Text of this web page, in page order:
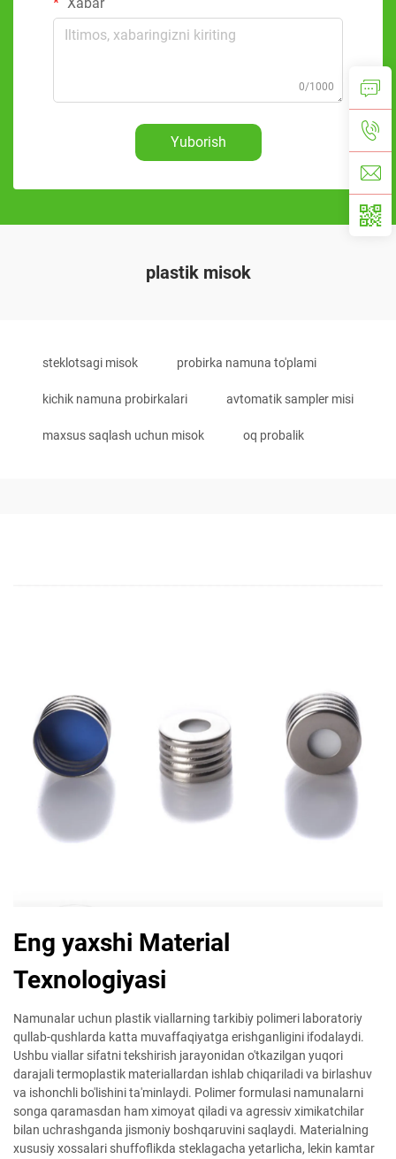
0/1000
Yuborish
plastik misok
steklotsagi misok probirka namuna to'plami
kichik namuna probirkalari avtomatik sampler misi
maxsus saqlash uchun misok oq probalik
Eng yaxshi Material
Texnologiyasi
Namunalar uchun plastik viallarning tarkibiy polimeri laboratoriy
qullab-qushlarda katta muvaffaqiyatga erishganligini ifodalaydi.
Ushbu viallar sifatni tekshirish jarayonidan o'tkazilgan yuqori
darajali termoplastik materiallardan ishlab chiqariladi va birlashuv
va ishonchli bo'lishini ta'minlaydi. Polimer formulasi namunalarni
songa qaramasdan ham ximoyat qiladi va agressiv ximikatchilar
bilan uchrashganda jismoniy boshqaruvini saqlaydi. Materialning
xususiy xossalari shuffoflikda steklagacha yetarlicha, lekin kamtar